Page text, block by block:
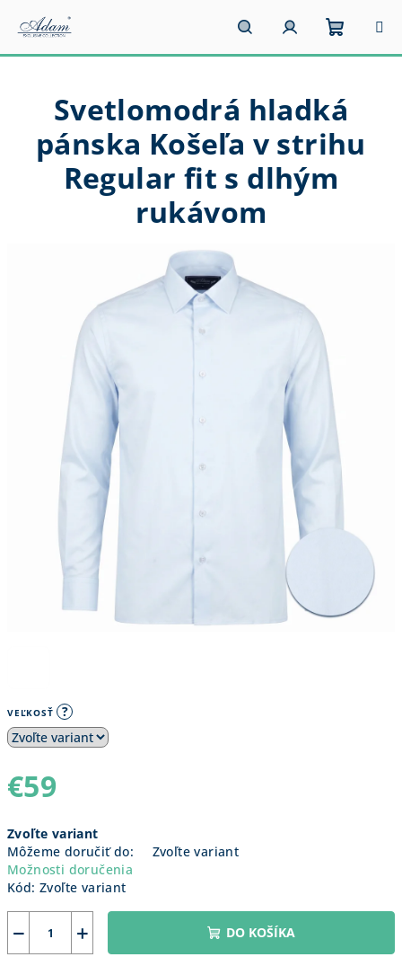
obsah
HľadaťPrihlásenie
košík
VEĽKOSŤ ?
€59
cena:
Zvoľte variant
Môžeme doručiť do:
Zvoľte variant
Možnosti doručenia
Kód: Zvoľte variant
+
− DO KOŠÍKA
Svetlomodrá hladká
pánska Košeľa v strihu
Regular fit s dlhým
rukávom